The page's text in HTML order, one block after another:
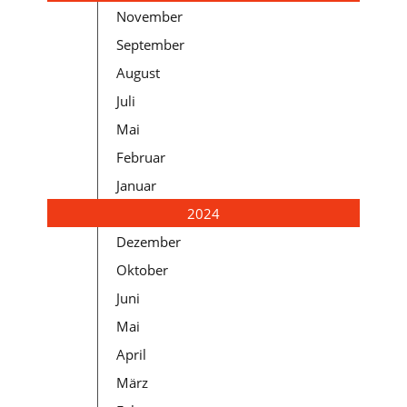
November
September
August
Juli
Mai
Februar
Januar
2024
Dezember
Oktober
Juni
Mai
April
März